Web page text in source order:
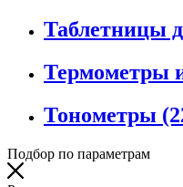
Таблетницы
Термометры
Тонометры
Подбор по параметрам